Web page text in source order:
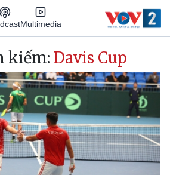
Multimedia
kiếm: Davis Cup